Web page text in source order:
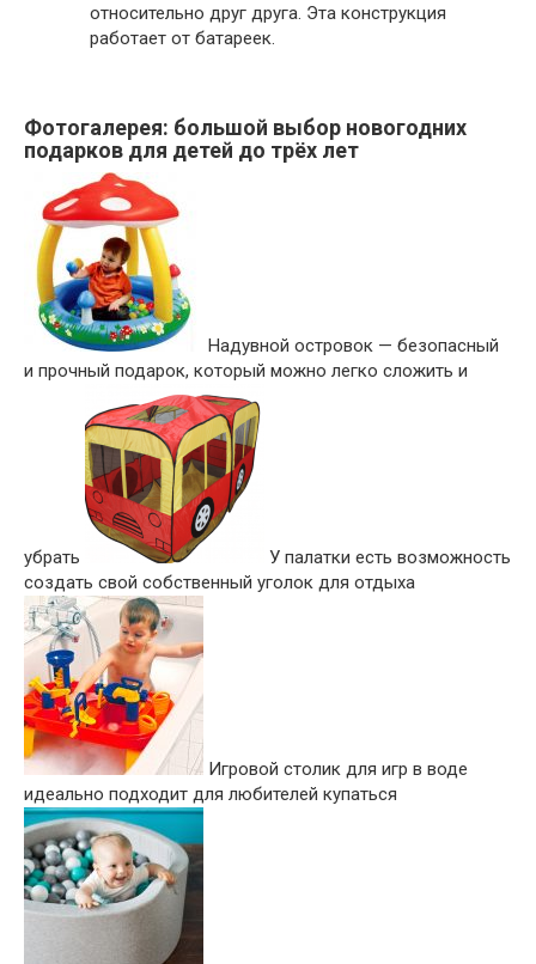
относительно друг друга. Эта конструкция
работает от батареек.
Фотогалерея: большой выбор новогодних
подарков для детей до трёх лет
Надувной островок — безопасный
и прочный подарок, который можно легко сложить и
убрать
У палатки есть возможность
создать свой собственный уголок для отдыха
Игровой столик для игр в воде
идеально подходит для любителей купаться